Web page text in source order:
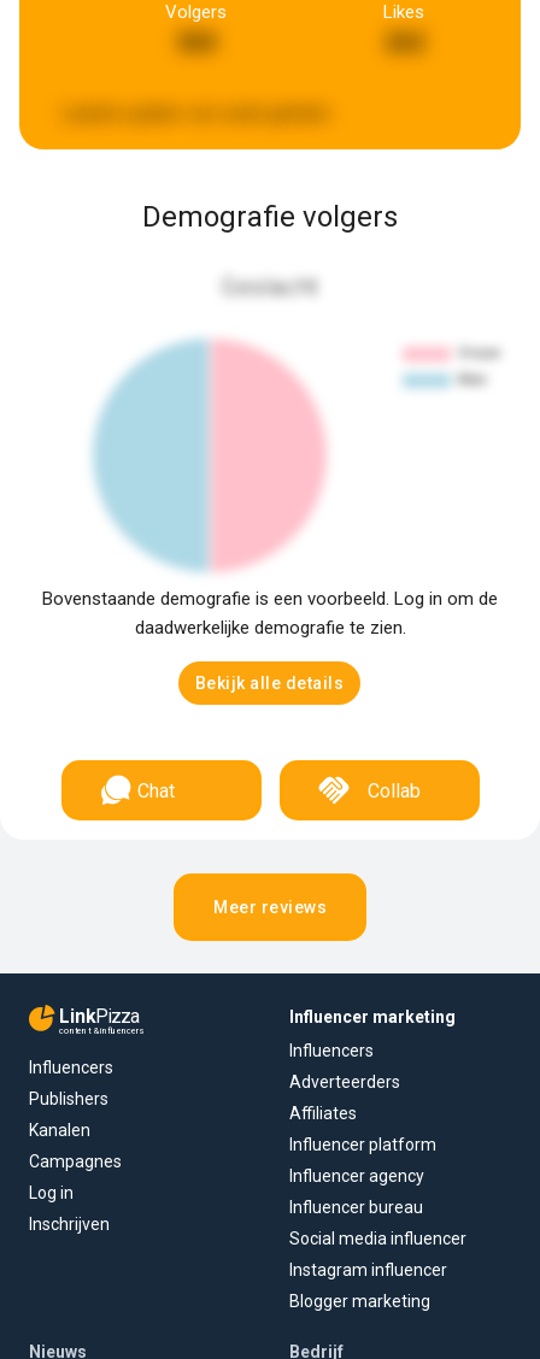
Volgers
360
Likes
262
Demografie volgers
Geslacht
Bovenstaande demografie is een voorbeeld. Log in om de
daadwerkelijke demografie te zien.
Bekijk alle details
Chat Collab
Meer reviews
LinkPizza
content & influencers
Influencers
Publishers
Kanalen
Campagnes
Log in
Inschrijven
Influencer marketing
Influencers
Adverteerders
Affiliates
Influencer platform
Influencer agency
Influencer bureau
Social media influencer
Instagram influencer
Blogger marketing
Nieuws Bedrijf